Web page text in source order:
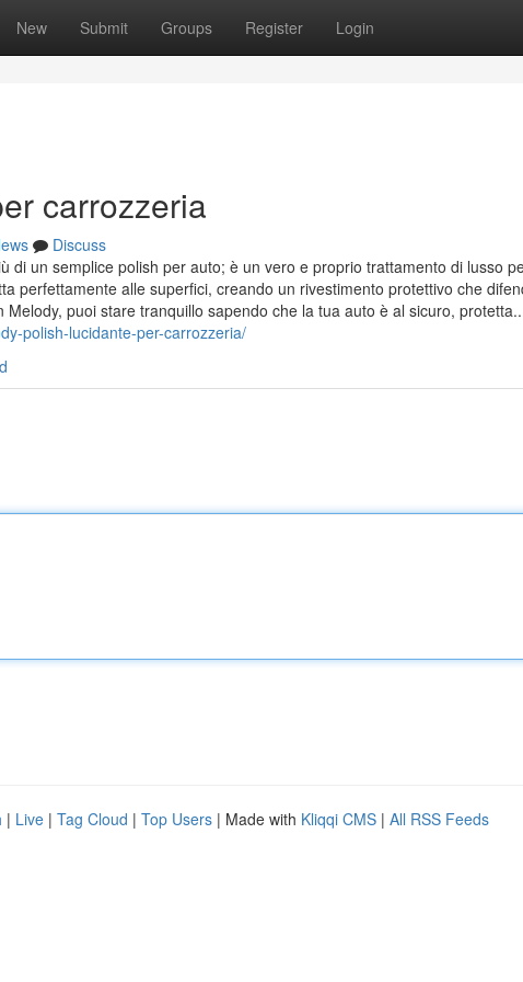
New Submit Groups Register Login
carrozzeria
Discuss
di un semplice polish per auto; è un vero e proprio trattamento di lusso
perfettamente alle superfici, creando un rivestimento protettivo che
puoi stare tranquillo sapendo che la tua auto è al sicuro,
polish-lucidante-per-carrozzeria/
| Live | Tag Cloud | Top Users | Made with Kliqqi CMS | All RSS Feeds